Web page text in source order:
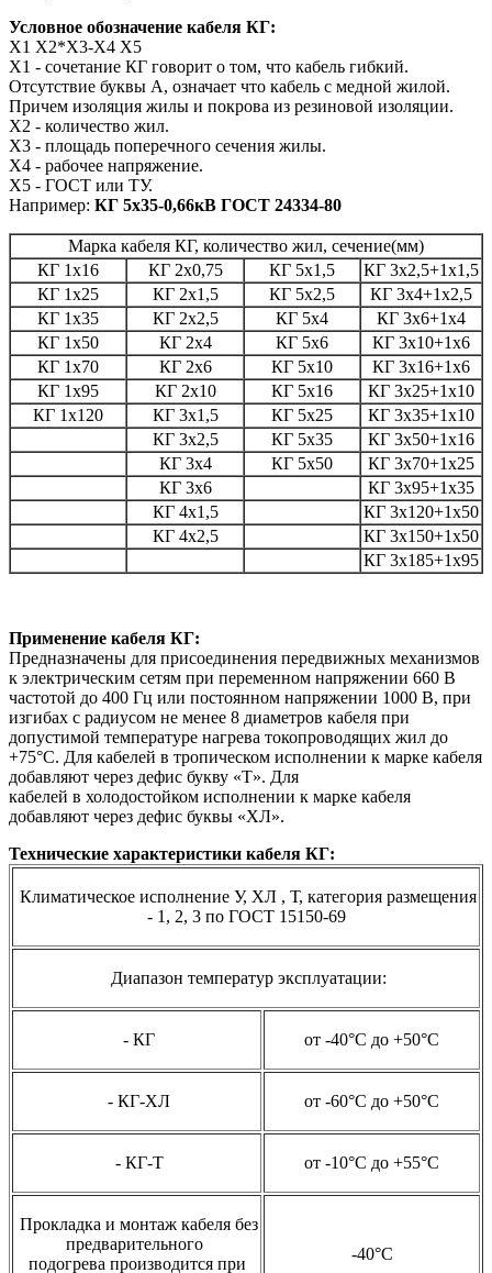
Условное обозначение кабеля КГ:
Х1 Х2*Х3-Х4 Х5
Х1 - сочетание КГ говорит о том, что кабель гибкий.
Отсутствие буквы А, означает что кабель с медной жилой.
Причем изоляция жилы и покрова из резиновой изоляции.
Х2 - количество жил.
Х3 - площадь поперечного сечения жилы.
Х4 - рабочее напряжение.
Х5 - ГОСТ или ТУ.
Например: КГ 5х35-0,66кВ ГОСТ 24334-80
Марка кабеля КГ, количество жил, сечение(мм)
КГ 1х16
КГ 2х0,75 КГ 5х1,5
КГ 3х2,5+1х1,5
КГ 1х25
КГ 2х1,5 КГ 5х2,5
КГ 3х4+1х2,5
КГ 1х35
КГ 2х2,5 КГ 5х4
КГ 3х6+1х4
КГ 1х50
КГ 2х4 КГ 5х6
КГ 3х10+1х6
КГ 1х70
КГ 2х6 КГ 5х10
КГ 3х16+1х6
КГ 1х95
КГ 2х10 КГ 5х16
КГ 3х25+1х10
КГ 1х120
КГ 3х1,5 КГ 5х25
КГ 3х35+1х10
КГ 3х2,5
КГ 5х35
КГ 3х50+1х16
КГ 3х4
КГ 5х50
КГ 3х70+1х25
КГ 3х6
КГ 3х95+1х35
КГ 4х1,5
КГ 3х120+1х50
КГ 4х2,5
КГ 3х150+1х50
КГ 3х185+1х95
Применение кабеля КГ:
Предназначены для присоединения передвижных механизмов
к электрическим сетям при переменном напряжении 660 В
частотой до 400 Гц или постоянном напряжении 1000 В, при
изгибах с радиусом не менее 8 диаметров кабеля при
допустимой температуре нагрева токопроводящих жил до
+75°С. Для кабелей в тропическом исполнении к марке кабеля
добавляют через дефис букву «Т». Для
кабелей в холодостойком исполнении к марке кабеля
добавляют через дефис буквы «ХЛ».
Технические характеристики кабеля КГ:
Климатическое исполнение У, ХЛ , Т, категория размещения
- 1, 2, 3 по ГОСТ 15150-69
Диапазон температур эксплуатации:
- КГ от -40°С до +50°С
- КГ-ХЛ от -60°С до +50°С
- КГ-Т от -10°С до +55°С
Прокладка и монтаж кабеля без
предварительного
подогрева производится при
-40°С